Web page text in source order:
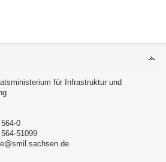
für Infrastruktur und
0
51099